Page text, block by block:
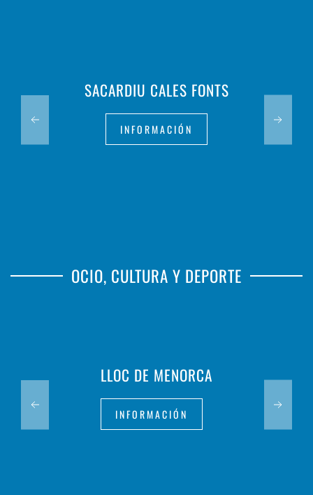
SACARDIU CALES FONTS
INFORMACIÓN
OCIO, CULTURA Y DEPORTE
LLOC DE MENORCA
INFORMACIÓN